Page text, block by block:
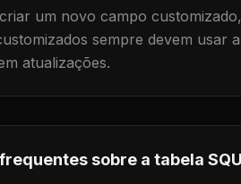
um novo campo
sempre devem usar
atualizações.
sobre a tabela SQU